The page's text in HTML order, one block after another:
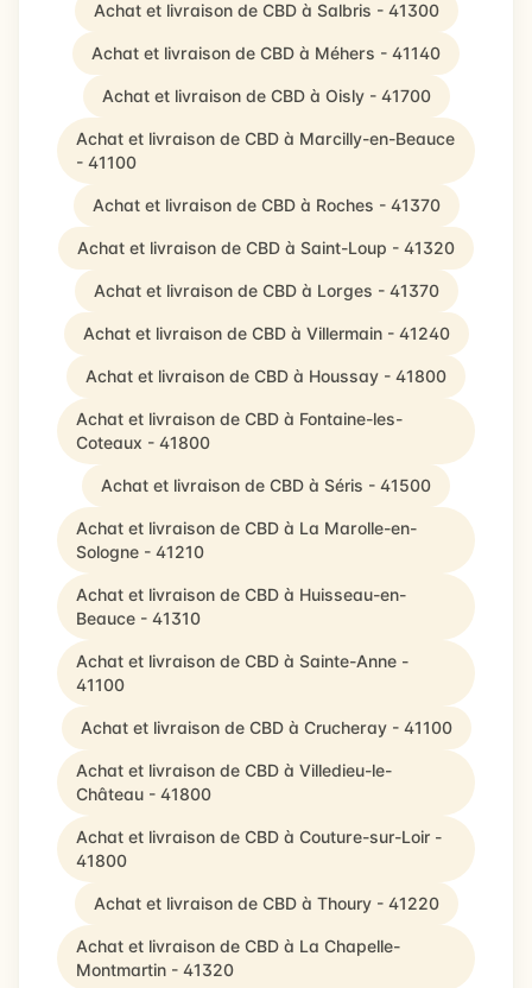
Achat et livraison de CBD à Salbris - 41300
Achat et livraison de CBD à Méhers - 41140
Achat et livraison de CBD à Oisly - 41700
Achat et livraison de CBD à Marcilly-en-Beauce
- 41100
Achat et livraison de CBD à Roches - 41370
Achat et livraison de CBD à Saint-Loup - 41320
Achat et livraison de CBD à Lorges - 41370
Achat et livraison de CBD à Villermain - 41240
Achat et livraison de CBD à Houssay - 41800
Achat et livraison de CBD à Fontaine-les-
Coteaux - 41800
Achat et livraison de CBD à Séris - 41500
Achat et livraison de CBD à La Marolle-en-
Sologne - 41210
Achat et livraison de CBD à Huisseau-en-
Beauce - 41310
Achat et livraison de CBD à Sainte-Anne -
41100
Achat et livraison de CBD à Crucheray - 41100
Achat et livraison de CBD à Villedieu-le-
Château - 41800
Achat et livraison de CBD à Couture-sur-Loir -
41800
Achat et livraison de CBD à Thoury - 41220
Achat et livraison de CBD à La Chapelle-
Montmartin - 41320